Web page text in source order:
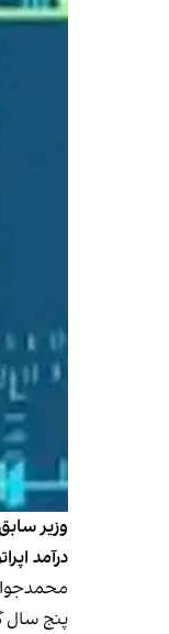
وزیر
درآمد
پنج سال